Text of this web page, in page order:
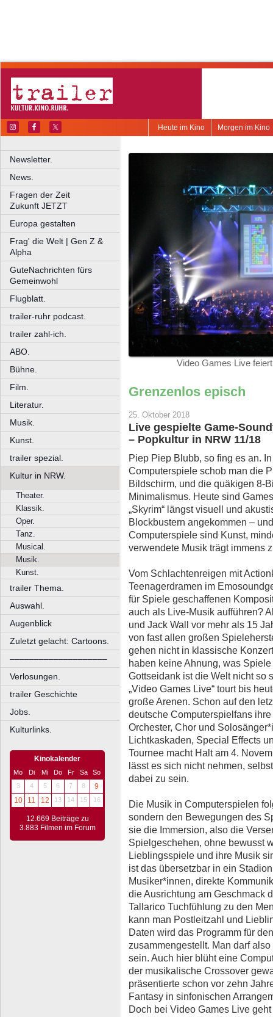
Morgen im Kino
Heute im Kino
Newsletter.
News.
Fragen der Zeit
Zukunft JETZT
Europa gestalten
Frag' die Welt | Gen Z &
Alpha
GuteNachrichten fürs
Gemeinwohl
Flugblatt.
trailer-ruhr podcast.
trailer zahl-ich.
ABO.
Bühne.
Film.
Literatur.
Musik.
Kunst.
trailer spezial.
Kultur in NRW.
Theater.
Klassik.
Oper.
Tanz.
Musical.
Musik.
Kunst.
trailer Thema.
Auswahl.
Augenblick
Zuletzt gelacht: Cartoons.
––––––––––––––––––––
Verlosungen.
trailer Geschichte
Jobs.
Kulturlinks.
Kinokalender
Mo Di Mi Do Fr Sa
So
3
4 5 6 7 8
9
10
11 12 13 14 15 16
12.669 Beiträge zu
3.883 Filmen im Forum
Video Games Live
Grenzenlos episch
25. Oktober 2018
Live gespielte Game-
– Popkultur in NRW 11/18
Piep Piep Blubb, so fing es an.
Computerspiele schob man die
Bildschirm, und die quäkigen 8-
Minimalismus. Heute sind
„Skyrim“ längst visuell und
Blockbustern angekommen –
Computerspiele sind Kunst,
verwendete Musik trägt immens
Vom Schlachtenreigen mit
Teenagerdramen im
für Spiele geschaffenen
auch als Live-Musik aufführen?
und Jack Wall vor mehr als 15
von fast allen großen
gehen nicht in klassische
haben keine Ahnung, was
Gottseidank ist die Welt nicht so
„Video Games Live“ tourt bis
große Arenen. Schon auf den
deutsche Computerspielfans
Orchester, Chor und
Lichtkaskaden, Special Effects
Tournee macht Halt am 4.
lässt es sich nicht nehmen,
dabei zu sein.
Die Musik in Computerspielen
sondern den Bewegungen des
sie die Immersion, also die
Spielgeschehen, ohne bewusst
Lieblingsspiele und ihre Musik
ist das übersetzbar in ein
Musiker*innen, direkte
die Ausrichtung am Geschmack
Tallarico Tuchfühlung zu den
kann man Postleitzahl und
Daten wird das Programm für
zusammengestellt. Man darf
sein. Auch hier blüht eine
der musikalische Crossover
präsentierte schon vor zehn
Fantasy in sinfonischen
Doch bei Video Games Live